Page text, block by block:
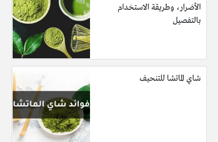
الأضرار، وطريقة الاستخدام
بالتفصيل
شاي الماتشا للتنحيف